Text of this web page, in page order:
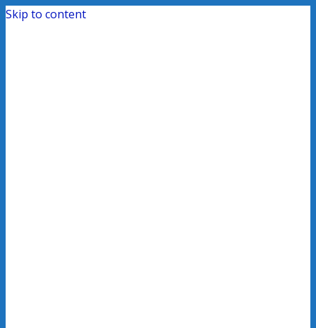
Skip to content